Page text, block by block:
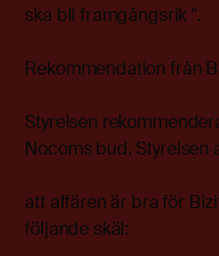
ska bli framgångsrik ".
Rekommendation från
Styrelsen
Nocoms bud. Styrelsen
att affären är bra för
följande skäl: